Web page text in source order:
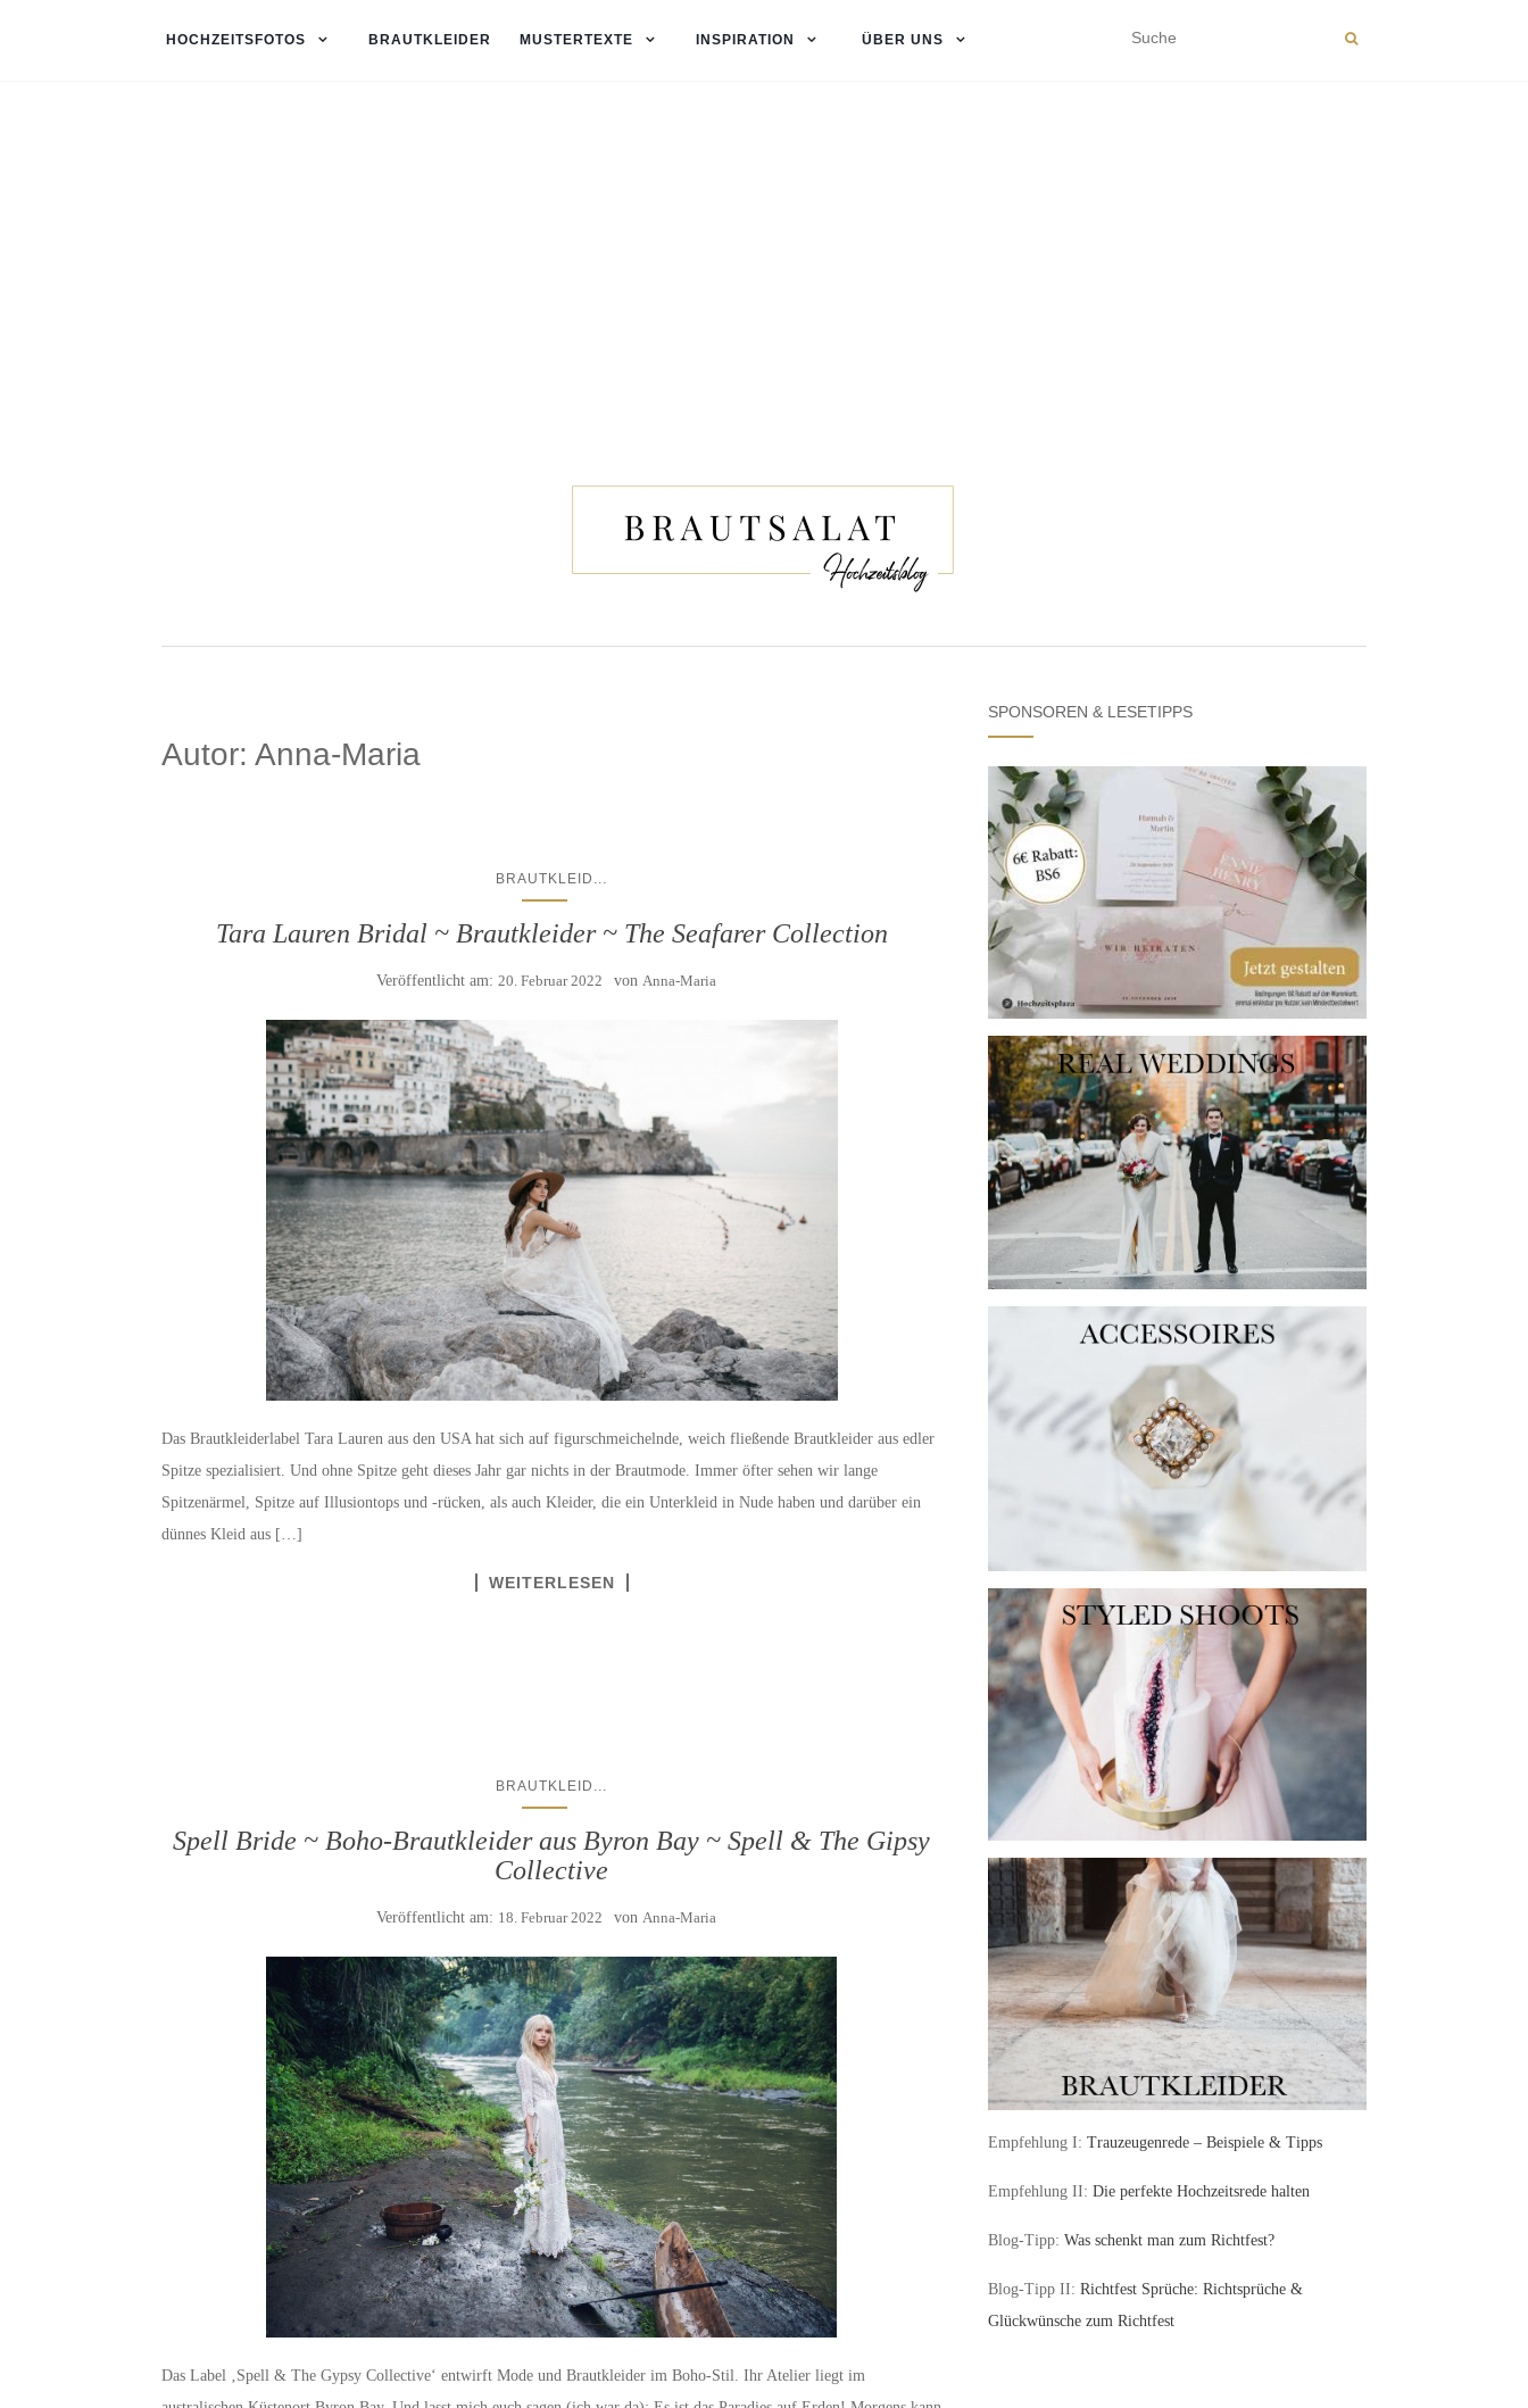
HOCHZEITSFOTOS BRAUTKLEIDER MUSTERTEXTE INSPIRATION ÜBER UNS
Autor: Anna-Maria
BRAUTKLEID ...
Tara Lauren Bridal ~ Brautkleider ~ The Seafarer Collection
Veröffentlicht am: 20. Februar 2022 von Anna-Maria
Das Brautkleiderlabel Tara Lauren aus den USA hat sich auf figurschmeichelnde, weich fließende Brautkleider aus edler
Spitze spezialisiert. Und ohne Spitze geht dieses Jahr gar nichts in der Brautmode. Immer öfter sehen wir lange
Spitzenärmel, Spitze auf Illusiontops und -rücken, als auch Kleider, die ein Unterkleid in Nude haben und darüber ein
dünnes Kleid aus […]
WEITERLESEN
BRAUTKLEID
Spell Bride ~ Boho-Brautkleider aus Byron Bay ~ Spell & The Gipsy
Collective
Veröffentlicht am: 18. Februar 2022 von Anna-Maria
Das Label ‚Spell & The Gypsy Collective‘ entwirft Mode und Brautkleider im Boho-Stil. Ihr Atelier liegt im
SPONSOREN & LESETIPPS
Empfehlung I: Trauzeugenrede – Beispiele & Tipps
Empfehlung II: Die perfekte Hochzeitsrede halten
Blog-Tipp: Was schenkt man zum Richtfest?
Blog-Tipp II: Richtfest Sprüche: Richtsprüche &
Glückwünsche zum Richtfest